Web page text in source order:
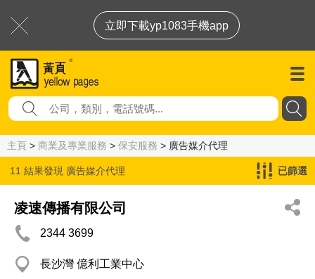
立即下載yp1083手機app
主頁 > 商業及專業服務 > 保安服務 > 廣告媒介代理
11 結果發現 廣告媒介代理 已篩選
凌速傳播有限公司
2344 3699
長沙灣 億利工業中心